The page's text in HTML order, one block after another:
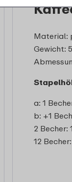
Material:
Gewicht:
a: 1
b: +1
2 Becher:
12